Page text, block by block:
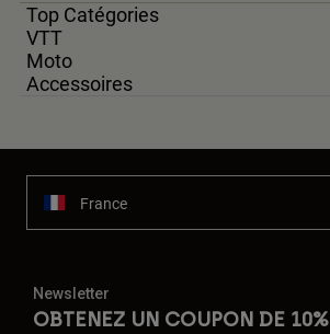
Top Catégories
VTT
Moto
Accessoires
France
Newsletter
OBTENEZ UN COUPON DE 10%